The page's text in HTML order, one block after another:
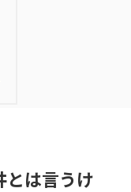
とは言うけ